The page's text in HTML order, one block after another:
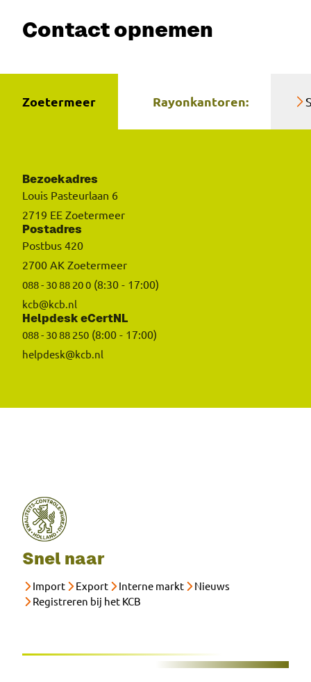
Contact opnemen
Zoetermeer Rayonkantoren:
Bezoekadres
Louis Pasteurlaan 6
2719 EE Zoetermeer
Postadres
Postbus 420
2700 AK Zoetermeer
088 - 30 88 20 0 (8:30 - 17:00)
kcb@kcb.nl
Helpdesk eCertNL
088 - 30 88 250 (8:00 - 17:00)
helpdesk@kcb.nl
Snel naar
Import Export Interne markt
Nieuws
Registreren bij het KCB